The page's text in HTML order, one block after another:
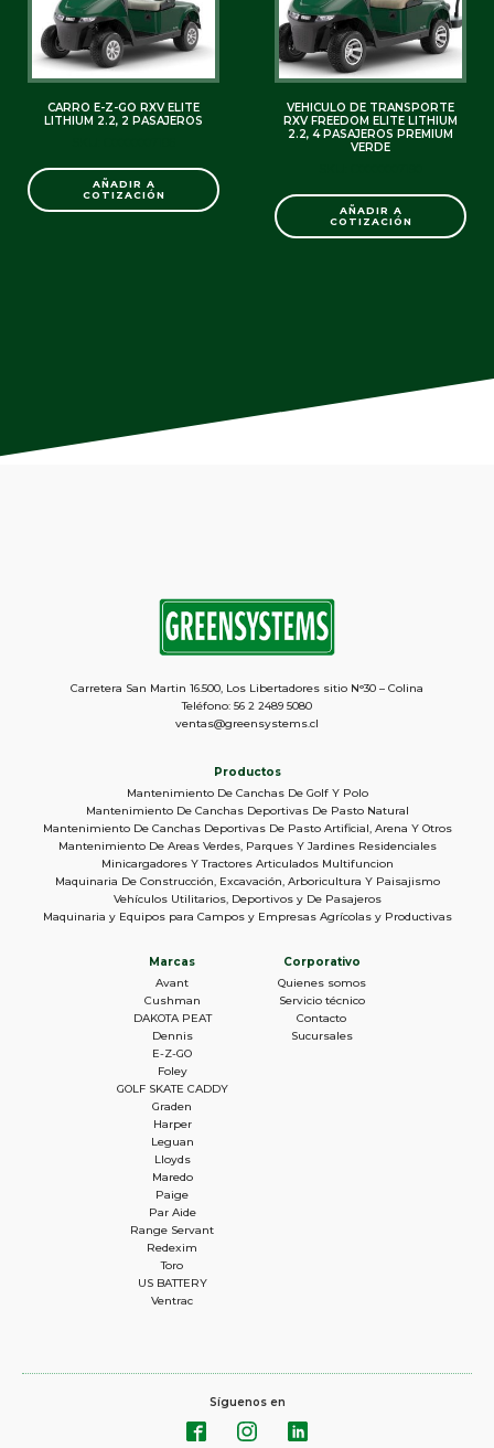
CARRO E-Z-GO RXV ELITE
LITHIUM 2.2, 2 PASAJEROS
AÑADIR A
COTIZACIÓN
VEHICULO DE TRANSPORTE
RXV FREEDOM ELITE LITHIUM
2.2, 4 PASAJEROS PREMIUM
VERDE
AÑADIR A
COTIZACIÓN
Productos
Mantenimiento De Canchas De Golf Y Polo
Mantenimiento De Canchas Deportivas De Pasto Natural
Mantenimiento De Canchas Deportivas De Pasto Artificial, Arena Y Otros
Mantenimiento De Areas Verdes, Parques Y Jardines Residenciales
Minicargadores Y Tractores Articulados Multifuncion
Maquinaria De Construcción, Excavación, Arboricultura Y Paisajismo
Vehículos Utilitarios, Deportivos y De Pasajeros
Maquinaria y Equipos para Campos y Empresas Agrícolas y Productivas
Marcas
Avant
Cushman
DAKOTA PEAT
Dennis
E-Z-GO
Foley
GOLF SKATE CADDY
Graden
Harper
Leguan
Lloyds
Maredo
Paige
Par Aide
Range Servant
Redexim
Toro
US BATTERY
Ventrac
Corporativo
Quienes somos
Servicio técnico
Contacto
Sucursales
Carretera San Martin 16.500, Los Libertadores sitio N°30 – Colina
Teléfono: 56 2 2489 5080
ventas@greensystems.cl
Síguenos en